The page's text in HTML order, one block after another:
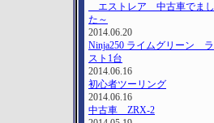
エストレア 中古車でまし
た～
2014.06.20
Ninja250 ライムグリーン ラ
スト1台
2014.06.16
初心者ツーリング
2014.06.16
中古車 ZRX-2